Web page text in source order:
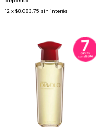
12 x $8.083,75 sin interés